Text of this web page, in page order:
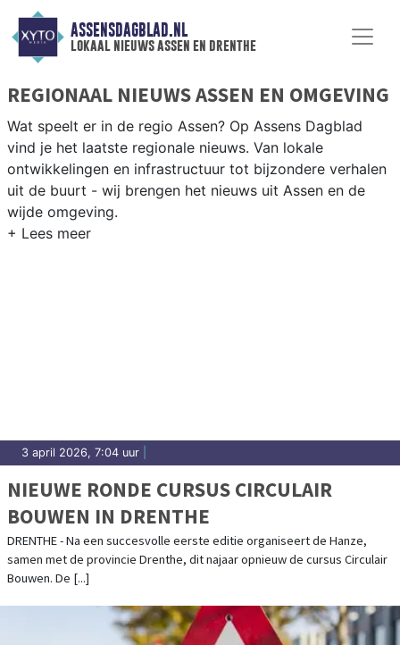
ASSENSDAGBLAD.NL
lokaal nieuws assen en drenthe
REGIONAAL NIEUWS ASSEN EN OMGEVING
Wat speelt er in de regio Assen? Op Assens Dagblad
vind je het laatste regionale nieuws. Van lokale
ontwikkelingen en infrastructuur tot bijzondere verhalen
uit de buurt - wij brengen het nieuws uit Assen en de
wijde omgeving.
3 april 2026, 7:04 uur
NIEUWE RONDE CURSUS CIRCULAIR
BOUWEN IN DRENTHE
DRENTHE - Na een succesvolle eerste editie organiseert de Hanze,
samen met de provincie Drenthe, dit najaar opnieuw de cursus Circulair
Bouwen. De [...]